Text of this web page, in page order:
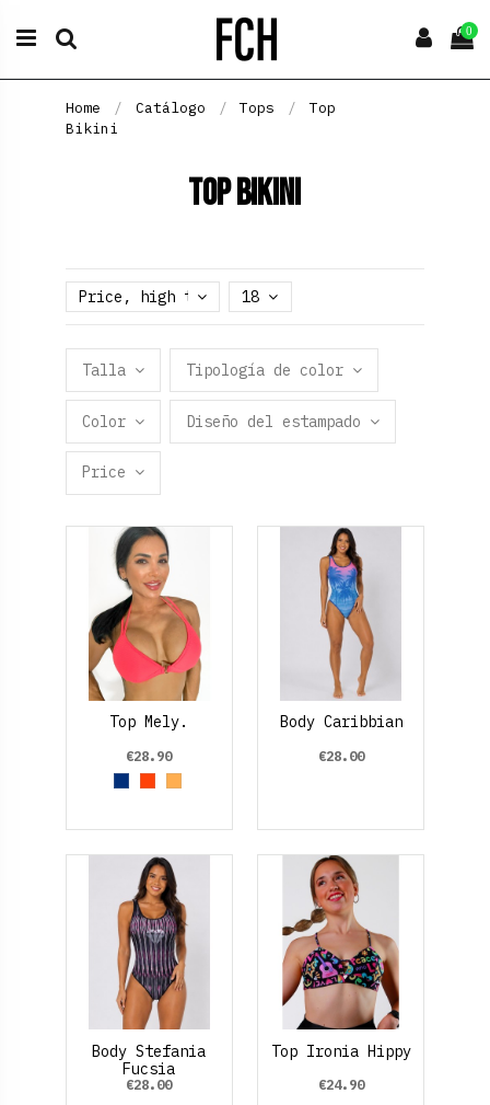
0
Home Catálogo Tops
Top
Bikini
Top Bikini
Price, high to low 18
Talla Tipología de color
Color Diseño del estampado
Price
Top Mely.
€28.90
Azul Marino
OrangeNaranja Claro
Body Caribbian
€28.00
Body Stefania
Fucsia
€28.00
Top Ironia Hippy
€24.90